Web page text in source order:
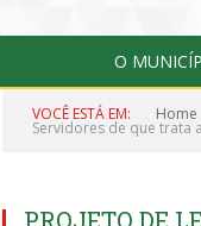
O
VOCÊ ESTÁ EM: Home
Servidores de que trata
PROJETO DE